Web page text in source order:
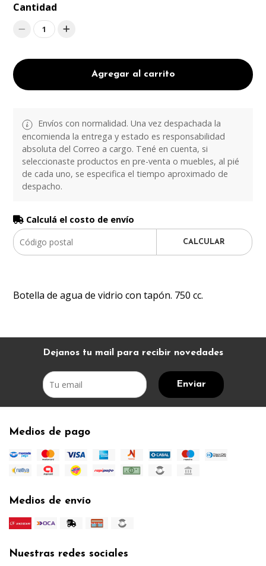
Cantidad
1
Agregar al carrito
Envíos con normalidad. Una vez despachada la
encomienda la entrega y estado es responsabilidad
absoluta del Correo a cargo. Tené en cuenta, si
seleccionaste productos en pre-venta o muebles, al pié
de cada uno, se especifica el tiempo aproximado de
despacho.
Calculá el costo de envío
CALCULAR
Botella de agua de vidrio con tapón. 750 cc.
Dejanos tu mail para recibir novedades
Enviar
Medios de pago
Medios de envío
Nuestras redes sociales